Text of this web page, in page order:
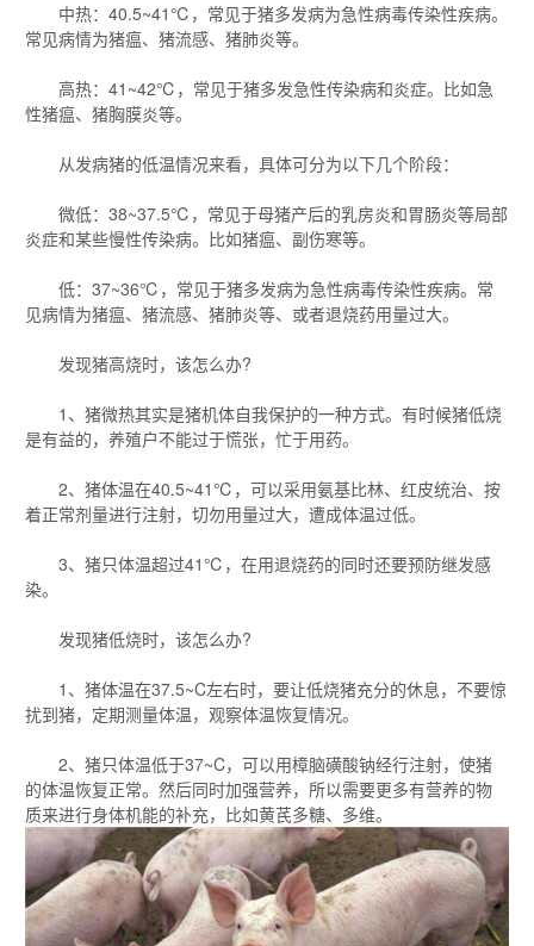
中热：40.5~41℃，常见于猪多发病为急性病毒传染性疾病。
常见病情为猪瘟、猪流感、猪肺炎等。
高热：41~42℃，常见于猪多发急性传染病和炎症。比如急
性猪瘟、猪胸膜炎等。
从发病猪的低温情况来看，具体可分为以下几个阶段：
微低：38~37.5℃，常见于母猪产后的乳房炎和胃肠炎等局部
炎症和某些慢性传染病。比如猪瘟、副伤寒等。
低：37~36℃，常见于猪多发病为急性病毒传染性疾病。常
见病情为猪瘟、猪流感、猪肺炎等、或者退烧药用量过大。
发现猪高烧时，该怎么办?
1、猪微热其实是猪机体自我保护的一种方式。有时候猪低烧
是有益的，养殖户不能过于慌张，忙于用药。
2、猪体温在40.5~41℃，可以采用氨基比林、红皮统治、按
着正常剂量进行注射，切勿用量过大，遭成体温过低。
3、猪只体温超过41℃，在用退烧药的同时还要预防继发感
染。
发现猪低烧时，该怎么办?
1、猪体温在37.5~C左右时，要让低烧猪充分的休息，不要惊
扰到猪，定期测量体温，观察体温恢复情况。
2、猪只体温低于37~C，可以用樟脑磺酸钠经行注射，使猪
的体温恢复正常。然后同时加强营养，所以需要更多有营养的物
质来进行身体机能的补充，比如黄芪多糖、多维。